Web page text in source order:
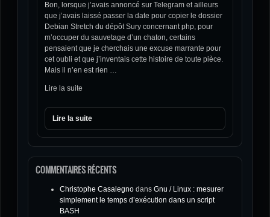
Bon, lorsque j’avais annoncé sur Telegram et ailleurs
que j’avais laissé passer la date pour copier le dossier
Debian Stretch du dépôt Sury concernant php, pour
m’occuper du sauvetage d’un chaton, certains
pensaient que je cherchais une excuse marrante pour
cet oubli et que j’inventais cette histoire de toute pièce.
Mais il n’en est rien …
Lire la suite
Lire la suite
COMMENTAIRES RÉCENTS
Christophe Casalegno dans Gnu / Linux : mesurer
simplement le temps d’exécution dans un script
BASH